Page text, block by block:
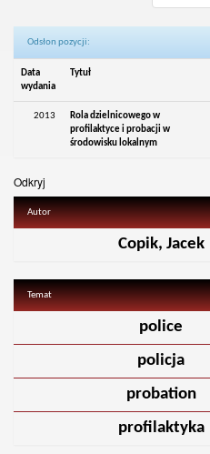
Odsłon pozycji:
Data
wydania
Tytuł
2013
Rola dzielnicowego w
profilaktyce i probacji w
środowisku lokalnym
Odkryj
Autor
Copik, Jacek
Temat
police
policja
probation
profilaktyka